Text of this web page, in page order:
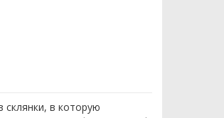
склянки, в которую